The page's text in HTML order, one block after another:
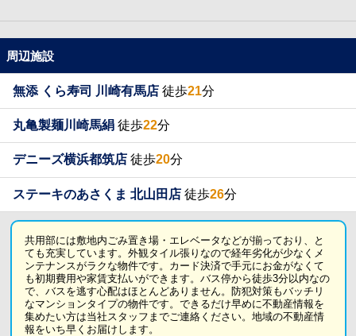
周辺施設
無添 くら寿司 川崎有馬店 徒歩21分
丸亀製麺川崎馬絹 徒歩22分
デニーズ横浜都筑店 徒歩20分
ステーキのあさくま 北山田店 徒歩26分
共用部には敷地内ごみ置き場・エレベータなどが揃っており、と
ても充実しています。外観タイル張りなので経年劣化が少なくメ
ンテナンスがラクな物件です。カード決済で手元にお金がなくて
も初期費用や家賃支払いができます。バス停から徒歩3分以内なの
で、バスを逃す心配はほとんどありません。防犯対策もバッチリ
なマンションタイプの物件です。できるだけ早めに不動産情報を
集めたい方は当社スタッフまでご連絡ください。地域の不動産情
報をいち早くお届けします。